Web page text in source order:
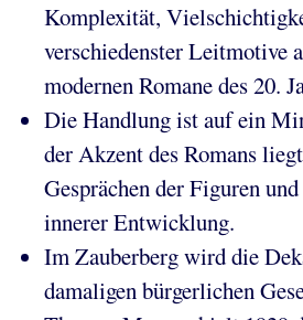
Komplexität,
verschiedenster Leitmotive
modernen Romane des 20.
Die Handlung ist auf ein
der Akzent des Romans
Gesprächen der Figuren
innerer Entwicklung.
Im Zauberberg wird die
damaligen bürgerlichen